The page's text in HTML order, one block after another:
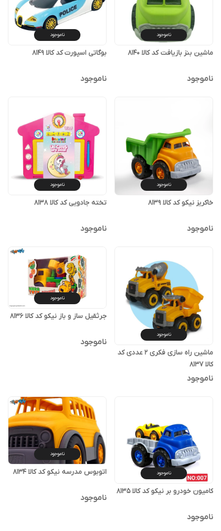
ناموجود
ماشین بنز بازیافت کد کالا ۸۱۴۰
ناموجود
ناموجود
بوگاتی اسپورت کد کالا ۸۱۴۹
ناموجود
ناموجود
خاکریز نیکو کد کالا ۸۱۳۹
ناموجود
ناموجود
تخته جادویی کد کالا ۸۱۳۸
ناموجود
ناموجود
ماشین راه سازی فکری ۲ عددی کد
کالا ۸۱۳۷
ناموجود
ناموجود
جرثقیل ساز و باز نیکو کد کالا ۸۱۳۶
ناموجود
ناموجود
کامیون خودرو بر نیکو کد کالا ۸۱۳۵
ناموجود
ناموجود
اتوبوس مدرسه نیکو کد کالا ۸۱۳۴
ناموجود